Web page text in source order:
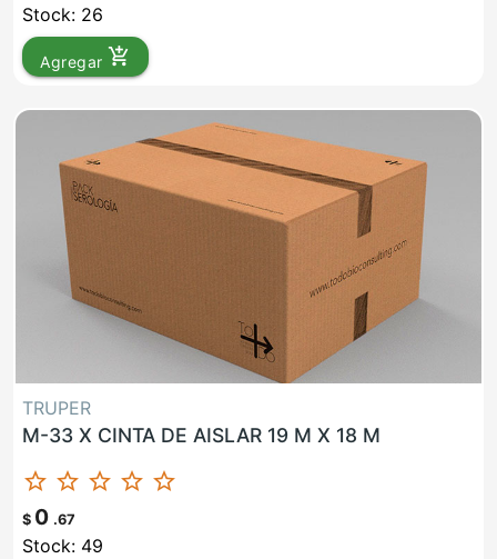
Stock: 26
Agregar add_shopping_cart
TRUPER
M-33 X CINTA DE AISLAR 19 M X 18 M
star_border star_border star_border star_border star_border
$ 0 .67
Stock: 49